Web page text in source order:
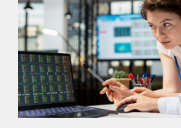
Reisekosten­abrechnung
Zeitwirtschaft
Entgelt­abrechnung
Mitarbeiter­portal